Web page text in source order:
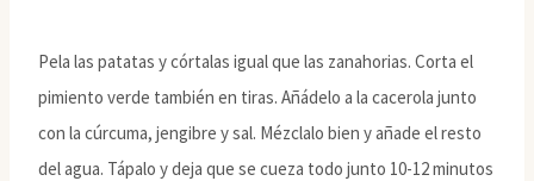
Pela las patatas y córtalas igual que las zanahorias. Corta el
pimiento verde también en tiras. Añádelo a la cacerola junto
con la cúrcuma, jengibre y sal. Mézclalo bien y añade el resto
del agua. Tápalo y deja que se cueza todo junto 10-12 minutos